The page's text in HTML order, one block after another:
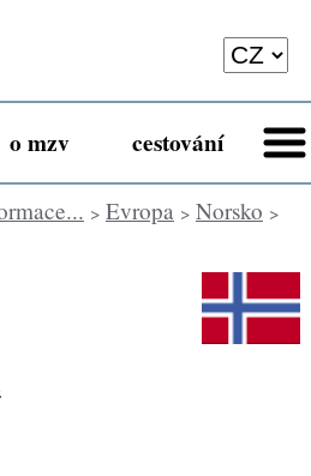
o mzv cestování
> Evropa> Norsko >